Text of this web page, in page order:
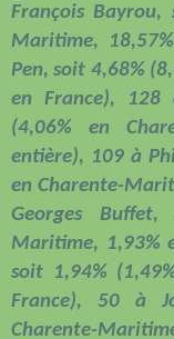
François Bayrou,
Maritime,
Pen, soit 4,68%
en France), 128
(4,06% en
entière), 109 à
en Charente-
Georges
Maritime, 1,93%
soit 1,94%
France), 50 à
Charente-